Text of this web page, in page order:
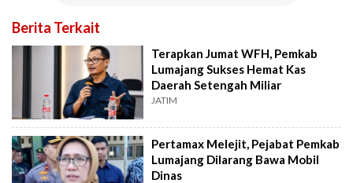
Berita Terkait
Terapkan Jumat WFH, Pemkab
Lumajang Sukses Hemat Kas
Daerah Setengah Miliar
JATIM
Pertamax Melejit, Pejabat Pemkab
Lumajang Dilarang Bawa Mobil
Dinas